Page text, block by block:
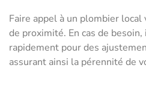
Faire appel à un plombier
de proximité. En cas de
rapidement pour des
assurant ainsi la pérennité de